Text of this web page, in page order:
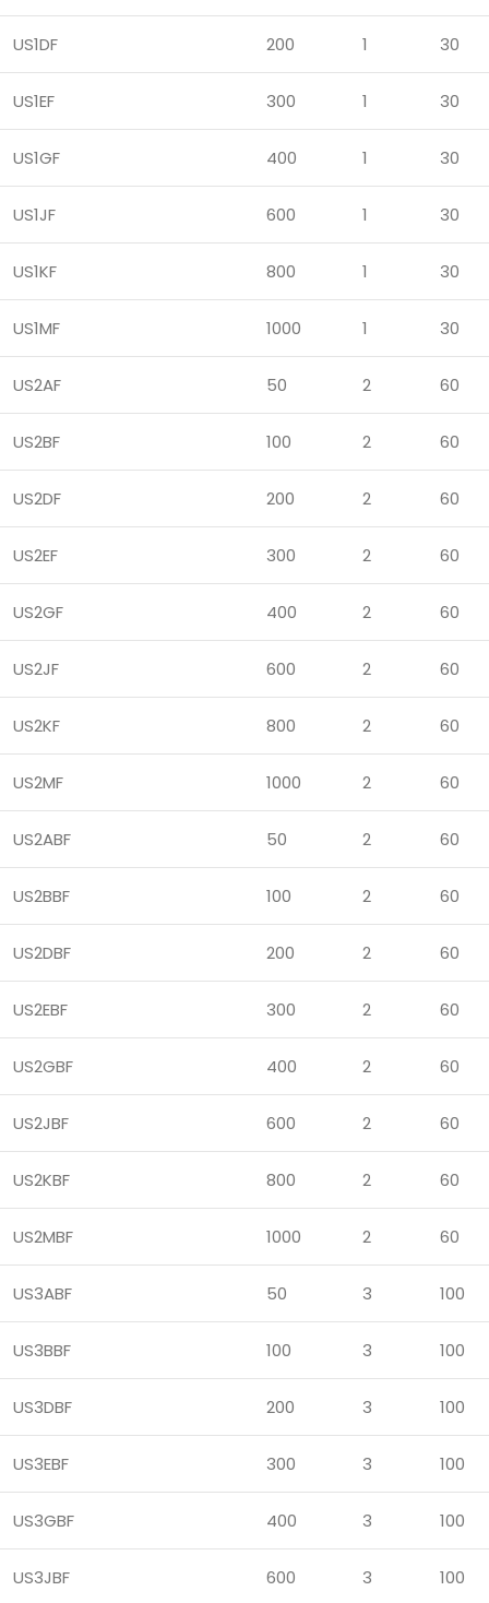
US1DF 200 1 30
US1EF 300 1 30
US1GF 400 1 30
US1JF 600 1 30
US1KF 800 1 30
US1MF 1000 1 30
US2AF 50 2 60
US2BF 100 2 60
US2DF 200 2 60
US2EF 300 2 60
US2GF 400 2 60
US2JF 600 2 60
US2KF 800 2 60
US2MF 1000 2 60
US2ABF 50 2 60
US2BBF 100 2 60
US2DBF 200 2 60
US2EBF 300 2 60
US2GBF 400 2 60
US2JBF 600 2 60
US2KBF 800 2 60
US2MBF 1000 2 60
US3ABF 50 3 100
US3BBF 100 3 100
US3DBF 200 3 100
US3EBF 300 3 100
US3GBF 400 3 100
US3JBF 600 3 100